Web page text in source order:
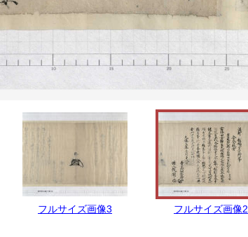
フルサイズ画像3 フルサイズ画像2